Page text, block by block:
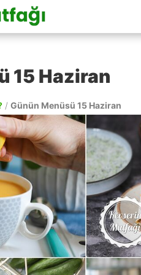
15 Haziran
/ Günün Menüsü 15 Haziran